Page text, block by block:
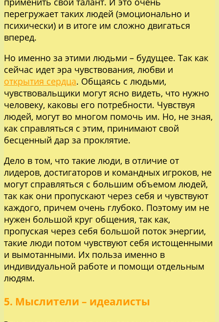
перегружает таких людей (эмоционально и
психически) и в итоге им сложно двигаться
вперед.
Но именно за этими людьми – будущее. Так как
сейчас идет эра чувствования, любви и
открытия сердца. Общаясь с людьми,
чувствовальщики могут ясно видеть, что нужно
человеку, каковы его потребности. Чувствуя
людей, могут во многом помочь им. Но, не зная,
как справляться с этим, принимают свой
бесценный дар за проклятие.
Дело в том, что такие люди, в отличие от
лидеров, достигаторов и командных игроков, не
могут справляться с большим объемом людей,
так как они пропускают через себя и чувствуют
каждого, причем очень глубоко. Поэтому им не
нужен большой круг общения, так как,
пропуская через себя большой поток энергии,
такие люди потом чувствуют себя истощенными
и вымотанными. Их польза именно в
индивидуальной работе и помощи отдельным
людям.
5. Мыслители – идеалисты